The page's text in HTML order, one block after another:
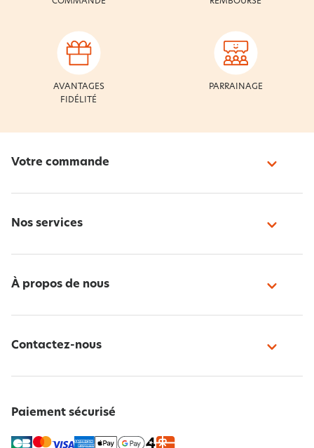
AVANTAGES
FIDÉLITÉ
PARRAINAGE
Votre commande
Nos services
À propos de nous
Contactez-nous
Paiement sécurisé